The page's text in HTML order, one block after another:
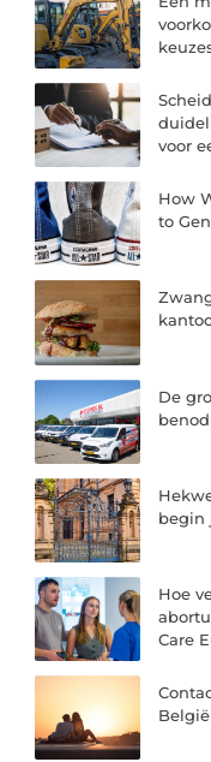
voor
How
to
De
begin
Hoe
Care